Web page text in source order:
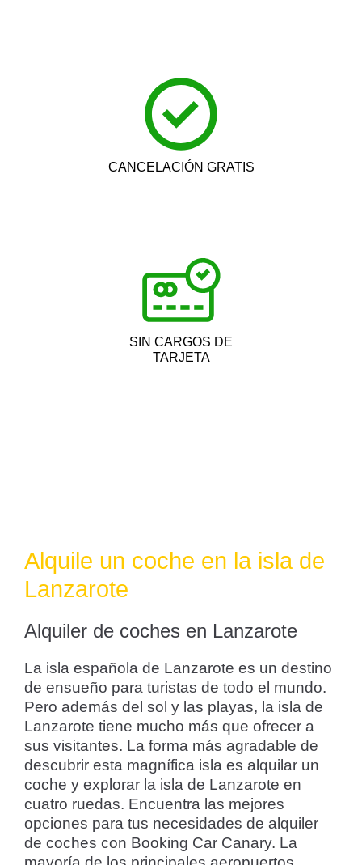
CANCELACIÓN GRATIS
SIN CARGOS DE
TARJETA
Alquile un coche en la isla de
Lanzarote
Alquiler de coches en Lanzarote
La isla española de Lanzarote es un destino
de ensueño para turistas de todo el mundo.
Pero además del sol y las playas, la isla de
Lanzarote tiene mucho más que ofrecer a
sus visitantes. La forma más agradable de
descubrir esta magnífica isla es alquilar un
coche y explorar la isla de Lanzarote en
cuatro ruedas. Encuentra las mejores
opciones para tus necesidades de alquiler
de coches con Booking Car Canary. La